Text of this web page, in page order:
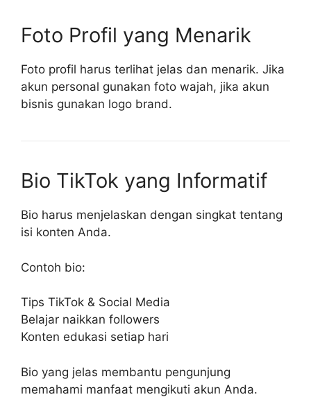
Foto Profil yang Menarik
Foto profil harus terlihat jelas dan menarik. Jika
akun personal gunakan foto wajah, jika akun
bisnis gunakan logo brand.
Bio TikTok yang Informatif
Bio harus menjelaskan dengan singkat tentang
isi konten Anda.
Contoh bio:
Tips TikTok & Social Media
Belajar naikkan followers
Konten edukasi setiap hari
Bio yang jelas membantu pengunjung
memahami manfaat mengikuti akun Anda.